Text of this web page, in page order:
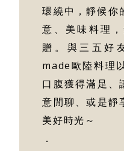
環繞中，靜候你
意、美味料理
贈。與三五好
made歐陸料理
口腹獲得滿足、
意閒聊、或是靜
美好時光～
．